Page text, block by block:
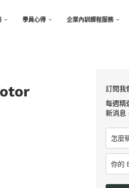
學員心得 企業內訓課程服務
訂閱我
每週精
新消息